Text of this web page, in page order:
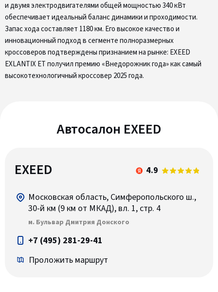
и двумя электродвигателями общей мощностью 340 кВт
обеспечивает идеальный баланс динамики и проходимости.
Запас хода составляет 1180 км. Его высокое качество и
инновационный подход в сегменте полноразмерных
кроссоверов подтверждены признанием на рынке: EXEED
EXLANTIX ET получил премию «Внедорожник года» как самый
высокотехнологичный кроссовер 2025 года.
Автосалон EXEED
EXEED 4.9
Московская область, Симферопольского ш.,
30-й км (9 км от МКАД), вл. 1, стр. 4
м. Бульвар Дмитрия Донского
+7 (495) 281-29-41
Проложить маршрут